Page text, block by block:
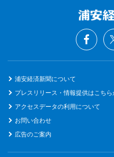
浦安経済新聞について
プレスリリース・情報提供はこちら
アクセスデータの利用について
お問い合わせ
広告のご案内